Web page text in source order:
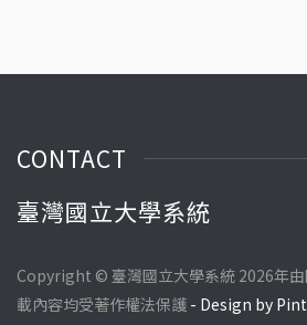
CONTACT
臺灣國立大學系統
Copyright © 臺灣國立大學系統 2026年
載內容均受著作權法保護 - Design by